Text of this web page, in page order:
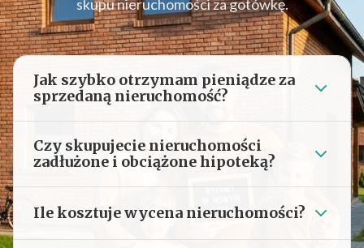
skupu nieruchomości za gotówkę.
Jak szybko otrzymam pieniądze za
sprzedaną nieruchomość?
Czy skupujecie nieruchomości
zadłużone i obciążone hipoteką?
Ile kosztuje wycena nieruchomości?